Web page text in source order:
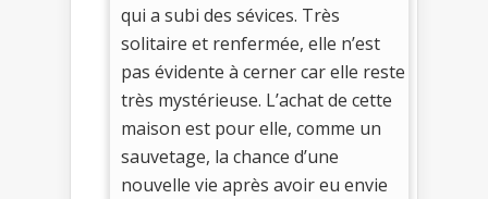
qui a subi des sévices. Très
solitaire et renfermée, elle n’est
pas évidente à cerner car elle reste
très mystérieuse. L’achat de cette
maison est pour elle, comme un
sauvetage, la chance d’une
nouvelle vie après avoir eu envie